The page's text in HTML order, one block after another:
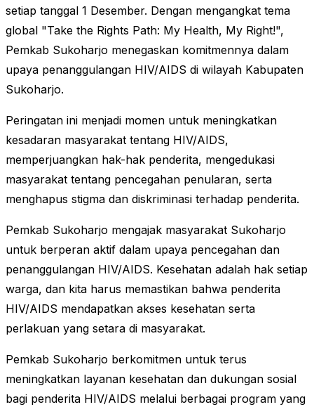
setiap tanggal 1 Desember. Dengan mengangkat tema
global "Take the Rights Path: My Health, My Right!",
Pemkab Sukoharjo menegaskan komitmennya dalam
upaya penanggulangan HIV/AIDS di wilayah Kabupaten
Sukoharjo.
Peringatan ini menjadi momen untuk meningkatkan
kesadaran masyarakat tentang HIV/AIDS,
memperjuangkan hak-hak penderita, mengedukasi
masyarakat tentang pencegahan penularan, serta
menghapus stigma dan diskriminasi terhadap penderita.
Pemkab Sukoharjo mengajak masyarakat Sukoharjo
untuk berperan aktif dalam upaya pencegahan dan
penanggulangan HIV/AIDS. Kesehatan adalah hak setiap
warga, dan kita harus memastikan bahwa penderita
HIV/AIDS mendapatkan akses kesehatan serta
perlakuan yang setara di masyarakat.
Pemkab Sukoharjo berkomitmen untuk terus
meningkatkan layanan kesehatan dan dukungan sosial
bagi penderita HIV/AIDS melalui berbagai program yang